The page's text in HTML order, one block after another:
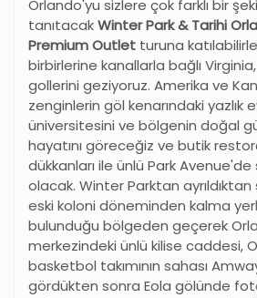
Orlando'yu sizlere çok farklı bir
tanıtacakWinter Park & Tarihi
Premium Outlet turuna
birbirlerine kanallarla bağlı
gollerini geziyoruz. Amerika ve
zenginlerin göl kenarındaki yazlık
üniversitesini ve bölgenin doğal
hayatını göreceğiz ve butik
dükkanları ile ünlü Park
olacak. Winter Parktan ayrıldıktan
eski koloni döneminden kalma
bulunduğu bölgeden geçerek
merkezindeki ünlü kilise caddesi,
basketbol takımının sahası
gördükten sonra Eola gölünde